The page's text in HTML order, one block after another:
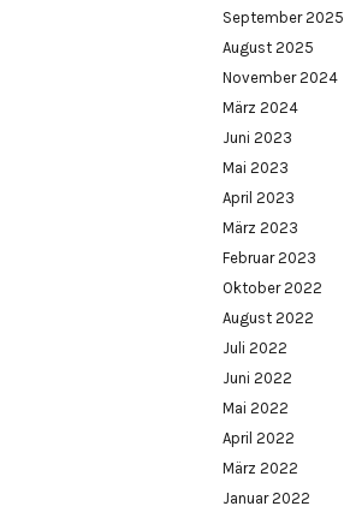
September 2025
August 2025
November 2024
März 2024
Juni 2023
Mai 2023
April 2023
März 2023
Februar 2023
Oktober 2022
August 2022
Juli 2022
Juni 2022
Mai 2022
April 2022
März 2022
Januar 2022